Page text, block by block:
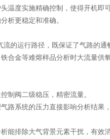
度实施精确控制，使得开机即
析更稳定和准确。
运行路径，既保证了气路的通
合金等难熔样品分析时大流量
阀二级稳压，精密流量。
系统的压力直接影响分析结果，
排除大气背景元素干扰，有效